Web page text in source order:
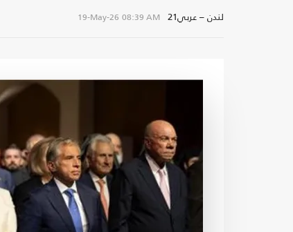
لندن – عربي21 19-May-26 08:39 AM